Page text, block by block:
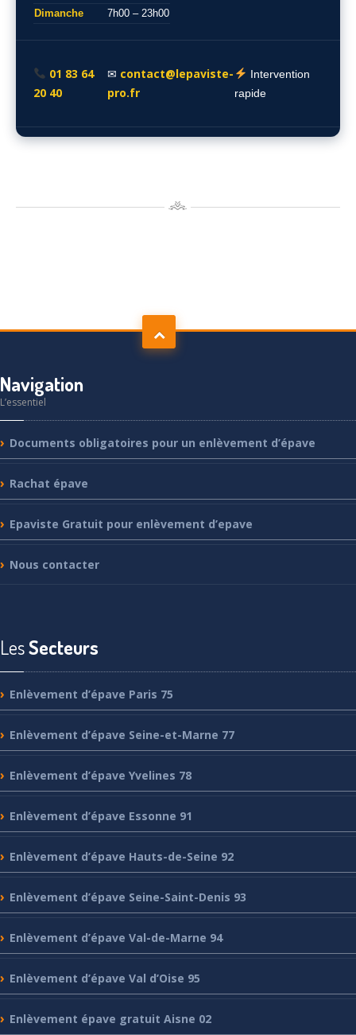
Dimanche 7h00 – 23h00
01 83 64
20 40
✉ contact@lepaviste-
pro.fr
Intervention
rapide
Navigation
L’essentiel
Documents obligatoires pour un enlèvement d’épave
Rachat épave
Epaviste Gratuit pour enlèvement d’epave
Nous contacter
LesSecteurs
Enlèvement d’épave Paris 75
Enlèvement d’épave Seine-et-Marne 77
Enlèvement d’épave Yvelines 78
Enlèvement d’épave Essonne 91
Enlèvement d’épave Hauts-de-Seine 92
Enlèvement d’épave Seine-Saint-Denis 93
Enlèvement d’épave Val-de-Marne 94
Enlèvement d’épave Val d’Oise 95
Enlèvement épave gratuit Aisne 02